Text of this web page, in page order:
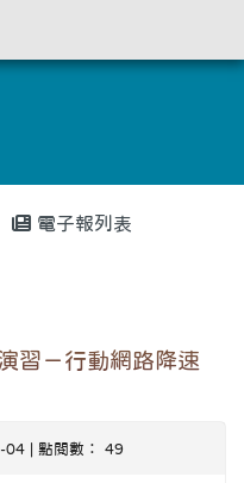
電子報列表
習－行動網路降速
| 點閱數： 49